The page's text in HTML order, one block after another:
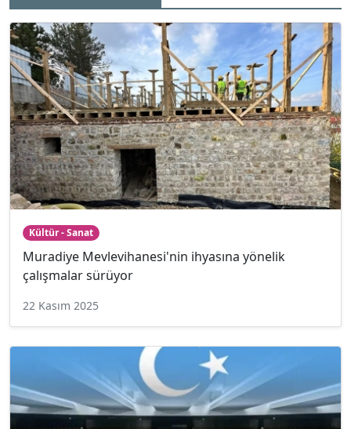
Kültür - Sanat
Muradiye Mevlevihanesi'nin ihyasına yönelik
çalışmalar sürüyor
22 Kasım 2025